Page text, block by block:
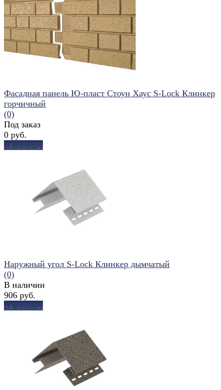
избранное сравнить
сравнить
Фасадная панель Ю-пласт Стоун Хаус S-Lock Клинкер
горчичный
(0)
Под заказ
0 руб.
В корзину
избранное сравнить
Наружный угол S-Lock Клинкер дымчатый
(0)
В наличии
906 руб.
В корзину